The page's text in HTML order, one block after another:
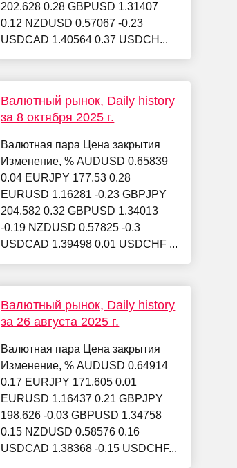
202.628 0.28 GBPUSD 1.31407
0.12 NZDUSD 0.57067 -0.23
USDCAD 1.40564 0.37 USDCH...
Валютный рынок, Daily history
за 8 октября 2025 г.
Валютная пара Цена закрытия
Изменение, % AUDUSD 0.65839
0.04 EURJPY 177.53 0.28
EURUSD 1.16281 -0.23 GBPJPY
204.582 0.32 GBPUSD 1.34013
-0.19 NZDUSD 0.57825 -0.3
USDCAD 1.39498 0.01 USDCHF ...
Валютный рынок, Daily history
за 26 августа 2025 г.
Валютная пара Цена закрытия
Изменение, % AUDUSD 0.64914
0.17 EURJPY 171.605 0.01
EURUSD 1.16437 0.21 GBPJPY
198.626 -0.03 GBPUSD 1.34758
0.15 NZDUSD 0.58576 0.16
USDCAD 1.38368 -0.15 USDCHF...